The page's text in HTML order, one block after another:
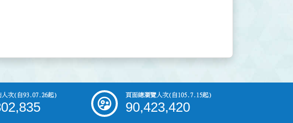
人次(自93.07.26起) 頁面總瀏覽人次(自105.7.15起)
90,423,420